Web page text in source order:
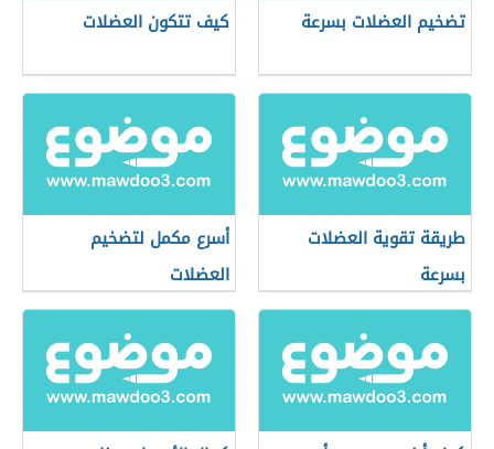
تضخيم العضلات بسرعة كيف تتكون العضلات
طريقة تقوية العضلات
بسرعة
أسرع مكمل لتضخيم
العضلات